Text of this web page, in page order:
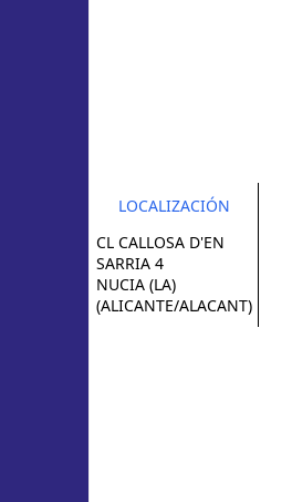
LOCALIZACIÓN
CL CALLOSA D'EN
SARRIA 4
NUCIA (LA)
(ALICANTE/ALACANT)